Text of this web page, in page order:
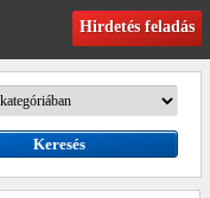
Hirdetés feladás